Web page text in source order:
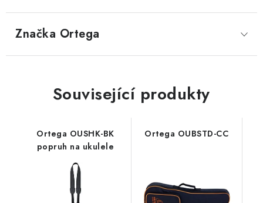
Značka Ortega
Související produkty
Ortega OUSHK-BK
popruh na ukulele
Ortega OUBSTD-CC